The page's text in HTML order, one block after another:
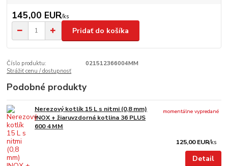
145,00 EUR/ks
Pridať do košíka
Číslo produktu:
021512366004MM
Strážiť cenu / dostupnosť
Podobné produkty
Nerezový kotlík 15 L s nitmi (0,8 mm)
INOX + žiaruvzdorná kotlina 36 PLUS
600 4 MM
125,00 EUR/ks
momentálne vypredané
Detail